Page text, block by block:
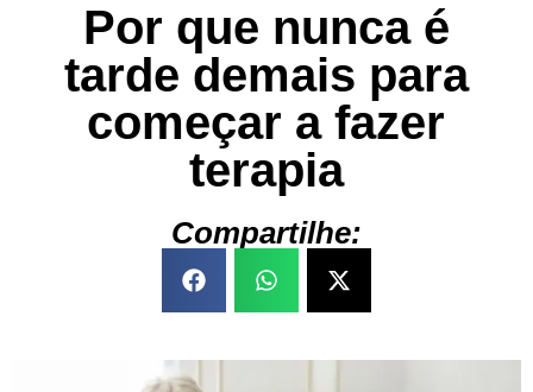
Por que nunca é
tarde demais para
começar a fazer
terapia
Compartilhe: